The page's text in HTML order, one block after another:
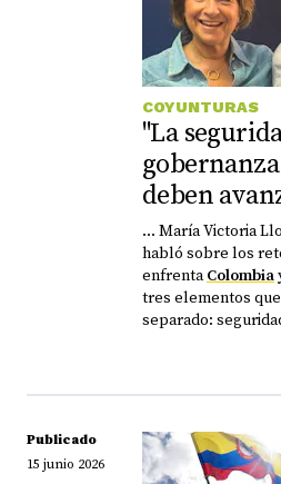
COYUNTURAS
"La
deben
... María Victoria
habló sobre los
enfrentaColombia
tres elementos
separado:
Publicado
15 junio 2026